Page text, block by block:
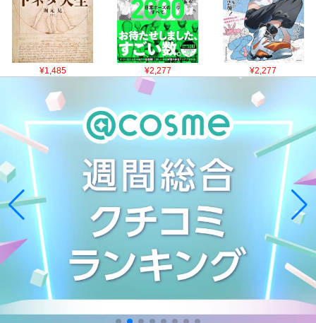
¥1,485 ¥2,277 ¥2,277